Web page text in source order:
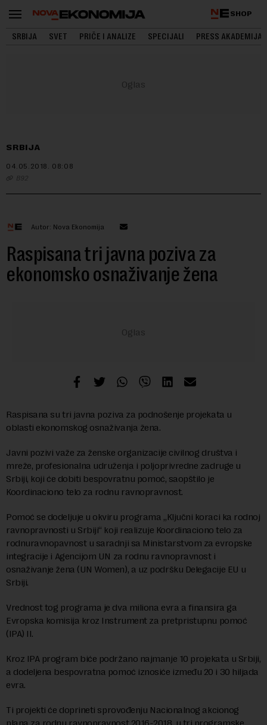
SHOP
SRBIJA SVET PRIČE I ANALIZE SPECIJALI PRESS AKADEMIJA
SRBIJA
04.05.2018. 08:08
B92
Autor: Nova Ekonomija
Raspisana tri javna poziva za
ekonomsko osnaživanje žena
Raspisana su tri javna poziva za podnošenje projekata u
oblasti ekonomskog osnaživanja žena.
Javni pozivi važe za ženske organizacije civilnog društva i
mreže, profesionalna udruženja i poljoprivredne zadruge u
Srbiji, koji će dobiti bespovratnu pomoć, saopštilo je
Koordinaciono telo za rodnu ravnopravnost.
Pomoć se dodeljuje u okviru programa „Ključni koraci ka rodnoj
ravnopravnosti u Srbiji“ koji realizuje Koordinaciono telo za
rodnuravnopavnost u saradnji sa Ministarstvom za evropske
integracije i Agencijom UN za rodnu ravnopravnost i
osnaživanje žena (UN Women), a uz podršku Delegacije EU u
Srbiji.
Vrednost tog programa je dva miliona evra a finansira ga
Evropska komisija kroz Instrument za pretpristupnu pomoć
(IPA) II.
Kroz IPA program biće podržano najmanje 10 projekata u Srbiji,
a dodeljena bespovratna pomoć iznosiće između 20 i 30 hiljada
evra.
Ti projekti će doprineti sprovođenju Nacionalnog akcionog